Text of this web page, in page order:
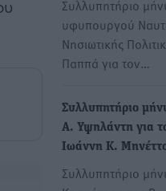
Συλλυπητήριο
υφυπουργού
Νησιωτικής
Παππά για τον…
Συλλυπητήριο
Α. Υψηλάντη για
Ιωάννη Κ.
Συλλυπητήριο